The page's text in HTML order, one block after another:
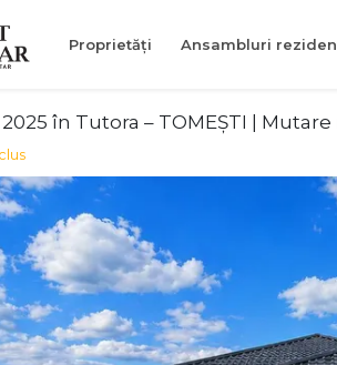
Proprietăți Ansambluri
2025 în Tutora – TOMEȘTI |